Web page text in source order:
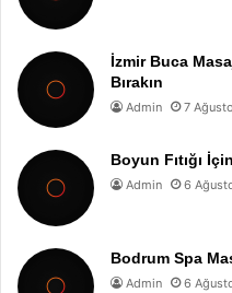
İzmir Buca
Bırakın
Admin 7
Boyun Fıtığı
Admin 6
Bodrum Spa
Admin 6